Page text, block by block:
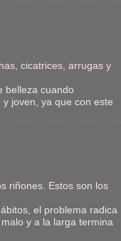
cicatrices, arrugas y
belleza cuando
joven, ya que con este
riñones. Estos son los
el problema radica
y a la larga termina